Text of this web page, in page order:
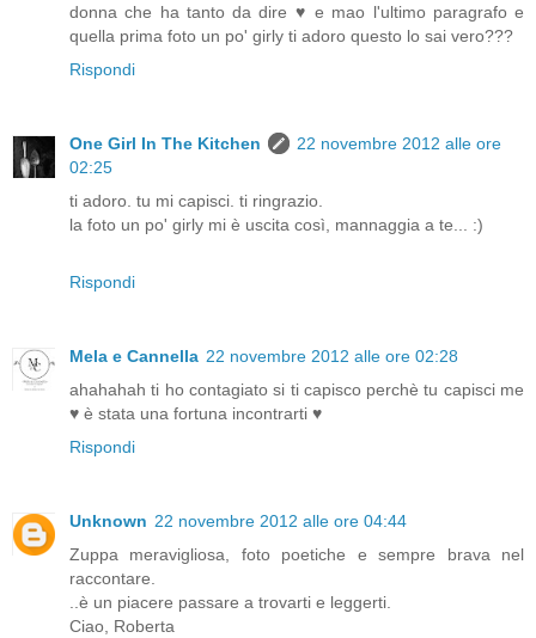
donna che ha tanto da dire ♥ e mao l'ultimo paragrafo e
quella prima foto un po' girly ti adoro questo lo sai vero???
Rispondi
One Girl In The Kitchen
22 novembre 2012 alle ore
02:25
ti adoro. tu mi capisci. ti ringrazio.
la foto un po' girly mi è uscita così, mannaggia a te... :)
Rispondi
Mela e Cannella 22 novembre 2012 alle ore 02:28
ahahahah ti ho contagiato si ti capisco perchè tu capisci me
♥ è stata una fortuna incontrarti ♥
Rispondi
Unknown 22 novembre 2012 alle ore 04:44
Zuppa meravigliosa, foto poetiche e sempre brava nel
raccontare.
..è un piacere passare a trovarti e leggerti.
Ciao, Roberta